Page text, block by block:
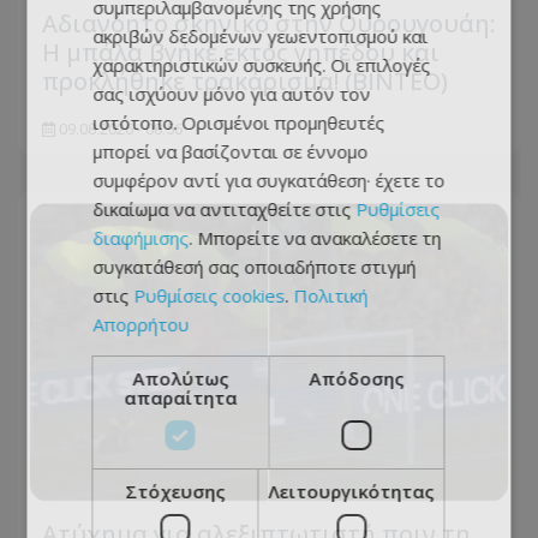
Αδιανόητο σκηνικό στην Ουρουγουάη:
Η μπάλα βγήκε εκτός γηπέδου και
προκλήθηκε τρακάρισμα! (BINTEO)
09.08.2026 - 08:56
συμπεριλαμβανομένης της χρήσης
ακριβών δεδομένων γεωεντοπισμού και
χαρακτηριστικών συσκευής. Οι επιλογές
σας ισχύουν μόνο για αυτόν τον
ιστότοπο. Ορισμένοι προμηθευτές
μπορεί να βασίζονται σε έννομο
συμφέρον αντί για συγκατάθεση· έχετε το
δικαίωμα να αντιταχθείτε στιςΡυθμίσεις
διαφήμισης. Μπορείτε να ανακαλέσετε τη
συγκατάθεσή σας οποιαδήποτε στιγμή
στις Ρυθμίσεις cookies. Πολιτική
Απορρήτου
Απολύτως
απαραίτητα
Απόδοσης
Στόχευσης Λειτουργικότητας